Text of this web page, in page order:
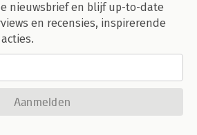
nieuwsbrief en blijf up-to-date
en recensies, inspirerende
Aanmelden